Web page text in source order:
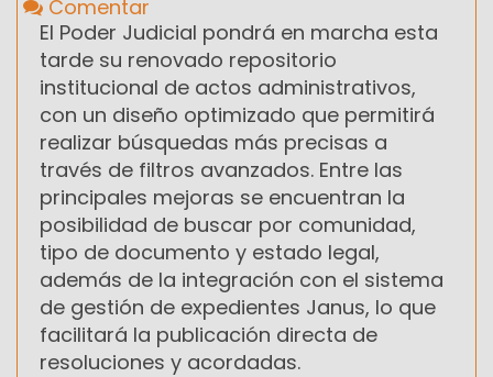
Comentar
El Poder Judicial pondrá en marcha esta
tarde su renovado repositorio
institucional de actos administrativos,
con un diseño optimizado que permitirá
realizar búsquedas más precisas a
través de filtros avanzados. Entre las
principales mejoras se encuentran la
posibilidad de buscar por comunidad,
tipo de documento y estado legal,
además de la integración con el sistema
de gestión de expedientes Janus, lo que
facilitará la publicación directa de
resoluciones y acordadas.